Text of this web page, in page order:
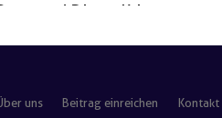
und Dieter Krieger
uns Beitrag einreichen Kontakt